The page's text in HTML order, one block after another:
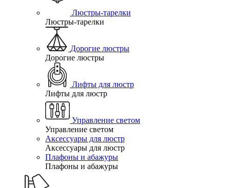
Люстры-тарелки
Люстры-тарелки
Дорогие люстры
Дорогие люстры
Лифты для люстр
Лифты для люстр
Управление светом
Управление светом
Аксессуары для люстр
Аксессуары для люстр
Плафоны и абажуры
Плафоны и абажуры